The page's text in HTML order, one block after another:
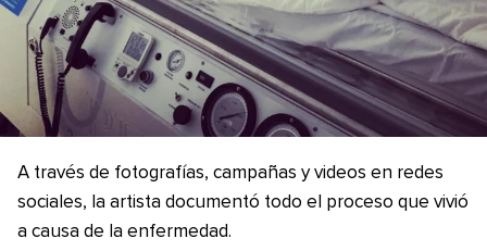
A través de fotografías, campañas y videos en redes
sociales, la artista documentó todo el proceso que vivió
a causa de la enfermedad.